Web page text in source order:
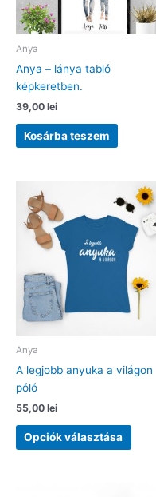
Anya
Anya – lánya tabló
képkeretben.
39,00 lei
Kosárba teszem
Anya
A legjobb anyuka a világon
póló
55,00 lei
Opciók választása
Ennek